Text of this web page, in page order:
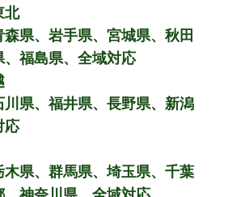
北
県、岩手県、宮城県、秋田
、福島県、全域対応
川県、福井県、長野県、新潟
応
木県、群馬県、埼玉県、千葉